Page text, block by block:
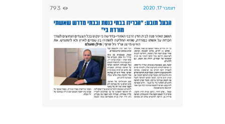
דצמבר 17, 2020 793